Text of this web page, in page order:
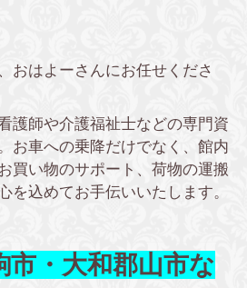
おはよーさんにお任せくださ
護師や介護福祉士などの専門資
お車への乗降だけでなく、館内
買い物のサポート、荷物の運搬
を込めてお手伝いいたします。
市・大和郡山市な